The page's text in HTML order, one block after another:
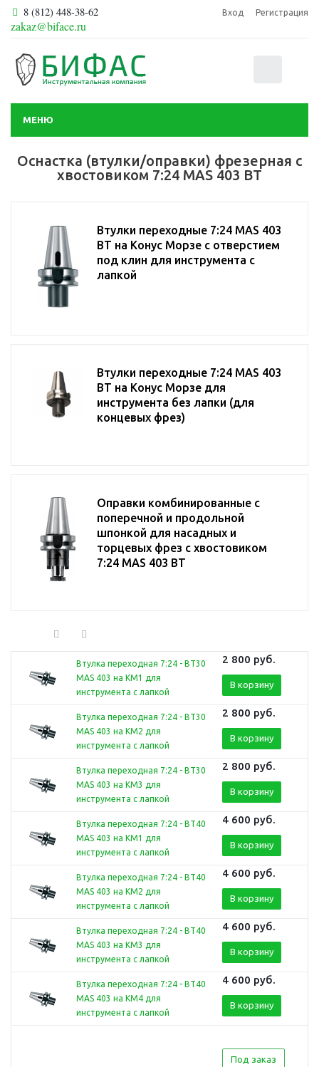
8 (812) 448-38-62
zakaz@biface.ru
Вход Регистрация
МЕНЮ
Оснастка (втулки/оправки) фрезерная с
хвостовиком 7:24 MAS 403 BT
Втулки переходные 7:24 MAS 403
BT на Конус Морзе с отверстием
под клин для инструмента с
лапкой
Втулки переходные 7:24 MAS 403
BT на Конус Морзе для
инструмента без лапки (для
концевых фрез)
Оправки комбинированные с
поперечной и продольной
шпонкой для насадных и
торцевых фрез с хвостовиком
7:24 MAS 403 BT
Втулка переходная 7:24 - BT30
MAS 403 на КМ1 для
инструмента с лапкой
2 800 руб.
В корзину
Втулка переходная 7:24 - BT30
MAS 403 на КМ2 для
инструмента с лапкой
2 800 руб.
В корзину
Втулка переходная 7:24 - BT30
MAS 403 на КМ3 для
инструмента с лапкой
2 800 руб.
В корзину
Втулка переходная 7:24 - BT40
MAS 403 на КМ1 для
инструмента с лапкой
4 600 руб.
В корзину
Втулка переходная 7:24 - BT40
MAS 403 на КМ2 для
инструмента с лапкой
4 600 руб.
В корзину
Втулка переходная 7:24 - BT40
MAS 403 на КМ3 для
инструмента с лапкой
4 600 руб.
В корзину
Втулка переходная 7:24 - BT40
MAS 403 на КМ4 для
инструмента с лапкой
4 600 руб.
В корзину
Под заказ